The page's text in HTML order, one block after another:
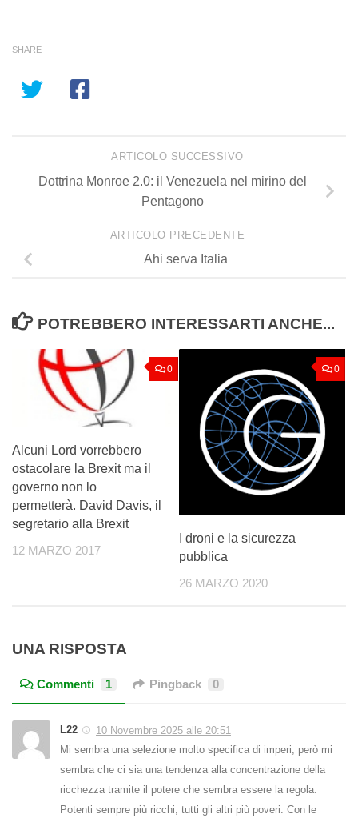
SHARE
ARTICOLO SUCCESSIVO
Dottrina Monroe 2.0: il Venezuela nel mirino del
Pentagono
ARTICOLO PRECEDENTE
Ahi serva Italia
POTREBBERO INTERESSARTI ANCHE...
0
Alcuni Lord vorrebbero
ostacolare la Brexit ma il
governo non lo
permetterà. David Davis, il
segretario alla Brexit
12 MARZO 2017
0
I droni e la sicurezza
pubblica
26 MARZO 2020
UNA RISPOSTA
Commenti 1 Pingback 0
L22
10 Novembre 2025 alle 20:51
Mi sembra una selezione molto specifica di imperi, però mi
sembra che ci sia una tendenza alla concentrazione della
ricchezza tramite il potere che sembra essere la regola.
Potenti sempre più ricchi, tutti gli altri più poveri. Con le